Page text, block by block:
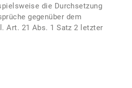
die Durchsetzung
gegenüber dem
Art. 21 Abs. 1 Satz 2 letzter